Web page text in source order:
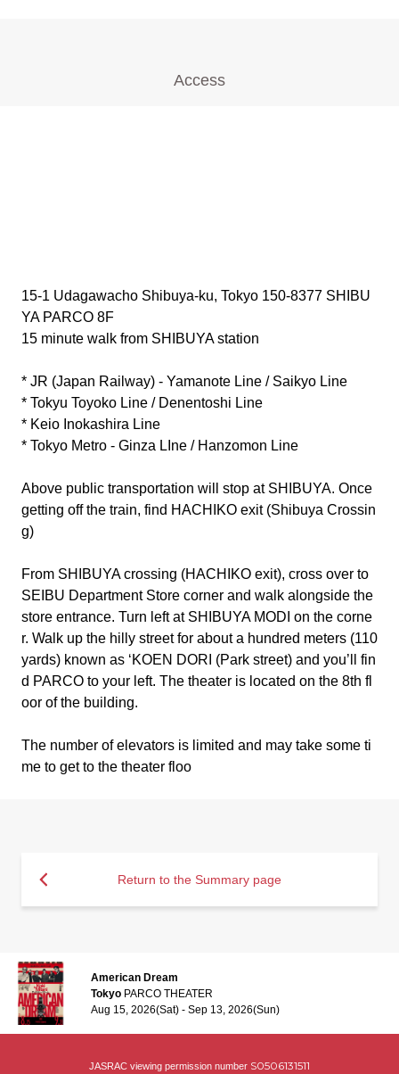
Access
15-1 Udagawacho Shibuya-ku, Tokyo 150-8377 SHIBU
YA PARCO 8F
15 minute walk from SHIBUYA station
* JR (Japan Railway) - Yamanote Line / Saikyo Line
* Tokyu Toyoko Line / Denentoshi Line
* Keio Inokashira Line
* Tokyo Metro - Ginza LIne / Hanzomon Line
Above public transportation will stop at SHIBUYA. Once
getting off the train, find HACHIKO exit (Shibuya Crossin
g)
From SHIBUYA crossing (HACHIKO exit), cross over to
SEIBU Department Store corner and walk alongside the
store entrance. Turn left at SHIBUYA MODI on the corne
r. Walk up the hilly street for about a hundred meters (110
yards) known as ‘KOEN DORI (Park street) and you’ll fin
d PARCO to your left. The theater is located on the 8th fl
oor of the building.
The number of elevators is limited and may take some ti
me to get to the theater floo
Return to the Summary page
American Dream
Tokyo PARCO THEATER
Aug 15, 2026(Sat) - Sep 13, 2026(Sun)
JASRAC viewing permission number S0506131511